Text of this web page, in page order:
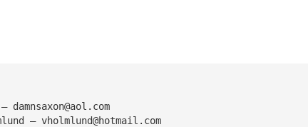
—
damnsaxon@aol.com
—
vholmlund@hotmail.com